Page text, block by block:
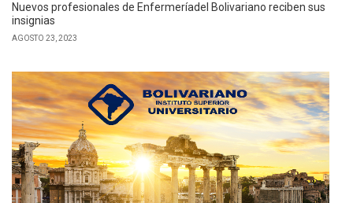
Nuevos profesionales de Enfermeríadel Bolivariano reciben sus
insignias
AGOSTO 23, 2023